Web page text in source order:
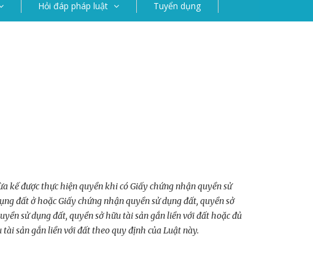
Hỏi đáp pháp luật Tuyển dụng
kế được thực hiện quyền khi có Giấy chứng nhận quyền sử
đất ở hoặc Giấy chứng nhận quyền sử dụng đất, quyền sở
sử dụng đất, quyền sở hữu tài sản gắn liền với đất hoặc đủ
sản gắn liền với đất theo quy định của Luật này.